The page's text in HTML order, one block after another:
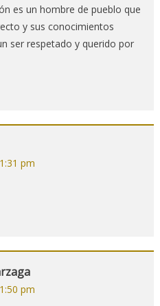
es un hombre de pueblo que
y sus conocimientos
ser respetado y querido por
pm
pm